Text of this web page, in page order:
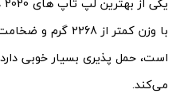
با وزن کمتر از
است، حمل پذیری بسیار خوبی دارد
می‌کند.